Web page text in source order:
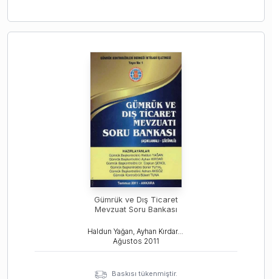
Gümrük ve Dış Ticaret
Mevzuat Soru Bankası
Haldun Yağan, Ayhan Kırdar, Coşkun Şenol
Ağustos 2011
Baskısı tükenmiştir.